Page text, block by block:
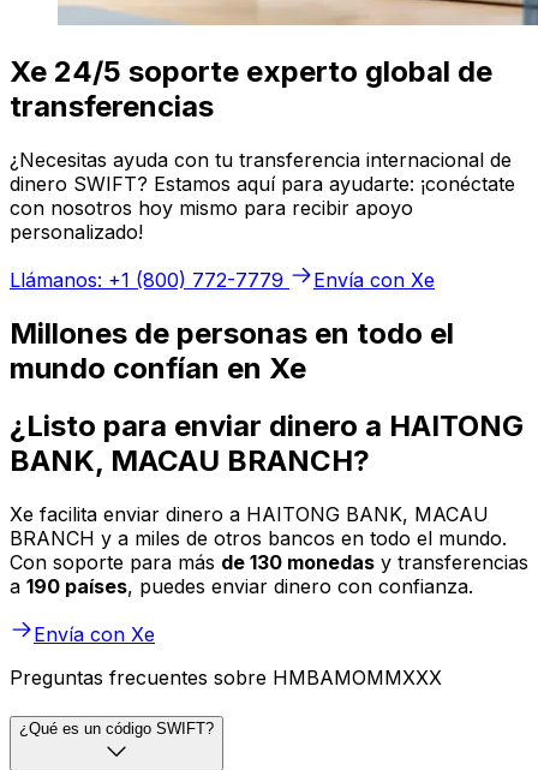
Xe 24/5 soporte experto global de
transferencias
¿Necesitas ayuda con tu transferencia internacional de
dinero SWIFT? Estamos aquí para ayudarte: ¡conéctate
con nosotros hoy mismo para recibir apoyo
personalizado!
Llámanos: +1 (800) 772-7779
Envía con Xe
Millones de personas en todo el
mundo confían en Xe
¿Listo para enviar dinero a HAITONG
BANK, MACAU BRANCH?
Xe facilita enviar dinero a HAITONG BANK, MACAU
BRANCH y a miles de otros bancos en todo el mundo.
Con soporte para más de 130 monedas y transferencias
a 190 países, puedes enviar dinero con confianza.
Envía con Xe
Preguntas frecuentes sobre HMBAMOMMXXX
¿Qué es un código SWIFT?